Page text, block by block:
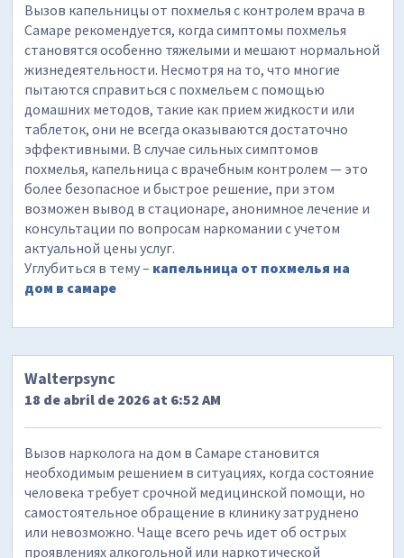
Вызов капельницы от похмелья с контролем врача в
Самаре рекомендуется, когда симптомы похмелья
становятся особенно тяжелыми и мешают нормальной
жизнедеятельности. Несмотря на то, что многие
пытаются справиться с похмельем с помощью
домашних методов, такие как прием жидкости или
таблеток, они не всегда оказываются достаточно
эффективными. В случае сильных симптомов
похмелья, капельница с врачебным контролем — это
более безопасное и быстрое решение, при этом
возможен вывод в стационаре, анонимное лечение и
консультации по вопросам наркомании с учетом
актуальной цены услуг.
Углубиться в тему – капельница от похмелья на
дом в самаре
Walterpsync
18 de abril de 2026 at 6:52 AM
Вызов нарколога на дом в Самаре становится
необходимым решением в ситуациях, когда состояние
человека требует срочной медицинской помощи, но
самостоятельное обращение в клинику затруднено
или невозможно. Чаще всего речь идет об острых
проявлениях алкогольной или наркотической